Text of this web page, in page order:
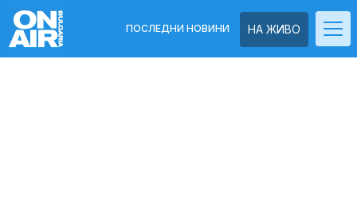
НА ЖИВО
ПОСЛЕДНИ НОВИНИ